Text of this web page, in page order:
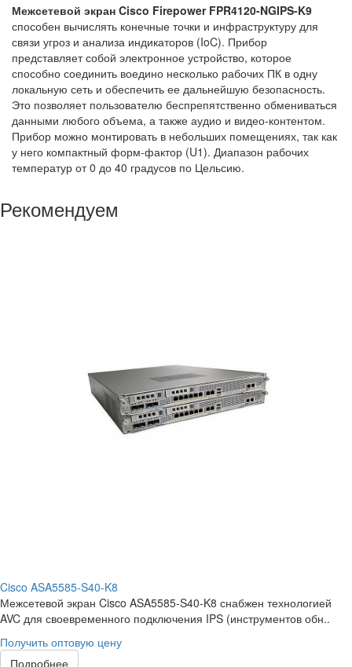
Межсетевой экран Cisco Firepower FPR4120-NGIPS-K9
способен вычислять конечные точки и инфраструктуру для
связи угроз и анализа индикаторов (IoC). Прибор
представляет собой электронное устройство, которое
способно соединить воедино несколько рабочих ПК в одну
локальную сеть и обеспечить ее дальнейшую безопасность.
Это позволяет пользователю беспрепятственно обмениваться
данными любого объема, а также аудио и видео-контентом.
Прибор можно монтировать в небольших помещениях, так как
у него компактный форм-фактор (U1). Диапазон рабочих
температур от 0 до 40 градусов по Цельсию.
Рекомендуем
Cisco ASA5585-S40-K8
Межсетевой экран Cisco ASA5585-S40-K8 снабжен технологией
AVC для своевременного подключения IPS (инструментов обн..
Получить оптовую цену
Подробнее